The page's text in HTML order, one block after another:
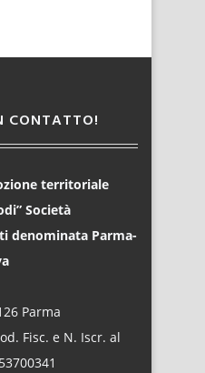
CONTATTO!
territoriale
Società
denominata Parma-
Parma
Fisc. e N. Iscr. al